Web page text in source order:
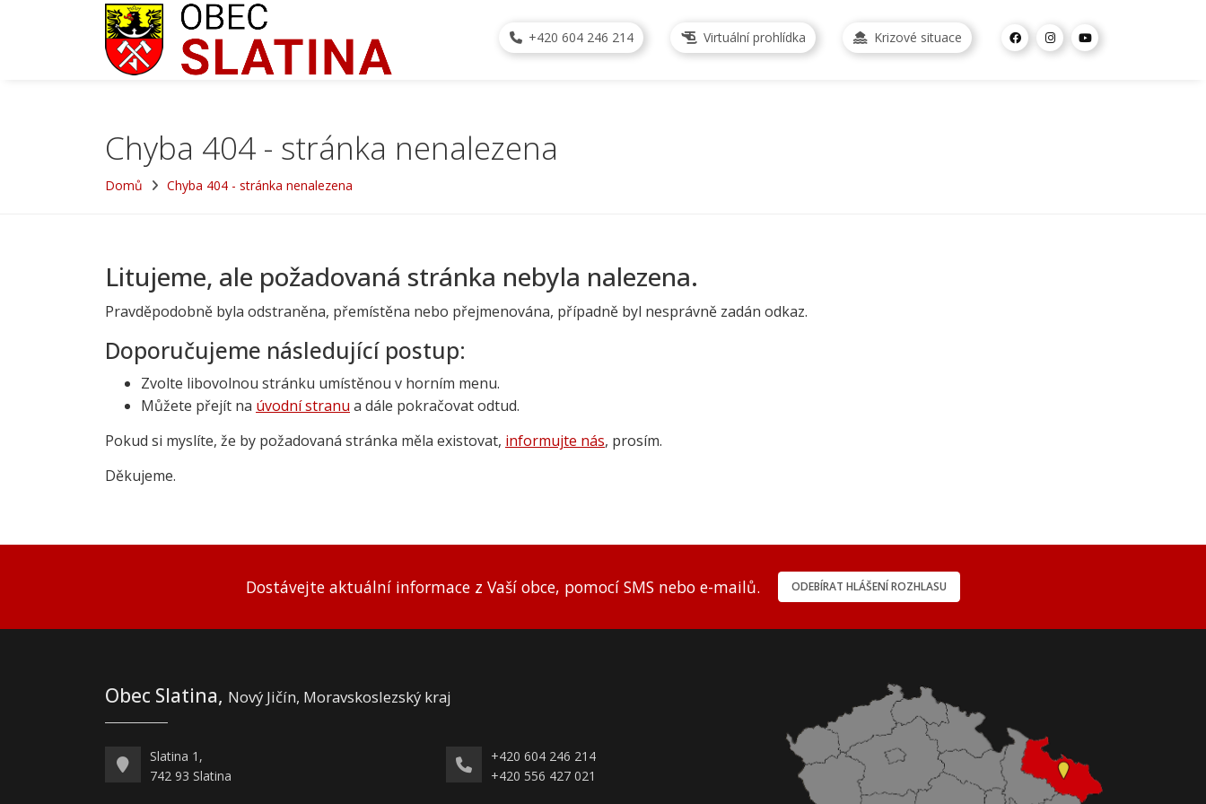
+420 604 246 214 Virtuální prohlídka Krizové situace
Chyba 404 - stránka nenalezena
Domů Chyba 404 - stránka nenalezena
Litujeme, ale požadovaná stránka nebyla nalezena.
Pravděpodobně byla odstraněna, přemístěna nebo přejmenována, případně byl nesprávně zadán odkaz.
Doporučujeme následující postup:
Zvolte libovolnou stránku umístěnou v horním menu.
Můžete přejít na úvodní stranu a dále pokračovat odtud.
Pokud si myslíte, že by požadovaná stránka měla existovat, informujte nás, prosím.
Děkujeme.
Dostávejte aktuální informace z Vaší obce, pomocí SMS nebo e-mailů. ODEBÍRAT HLÁŠENÍ ROZHLASU
Obec Slatina, Nový Jičín, Moravskoslezský kraj
Slatina 1,
742 93 Slatina
+420 604 246 214
+420 556 427 021